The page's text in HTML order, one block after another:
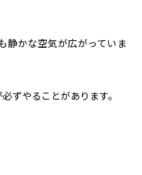
静かな空気が広がっていま
ずやることがあります。